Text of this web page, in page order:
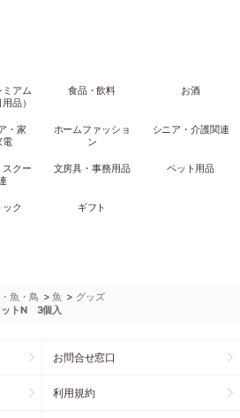
ミアム
品）
食品・飲料 お酒
・家
電
ホームファッショ
ン
シニア・介護関連
スクー
文房具・事務用品 ペット用品
ク ギフト
魚・鳥 >魚 > グッズ
ットN 3個入
お問合せ窓口
利用規約